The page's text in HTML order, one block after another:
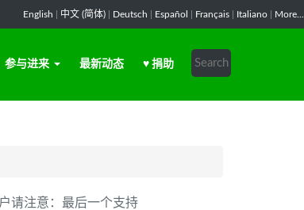
English 中文 (简体) Deutsch Español Français Italiano More...
参与进来 最新动态 ♥ 捐助
请注意：最后一个支持